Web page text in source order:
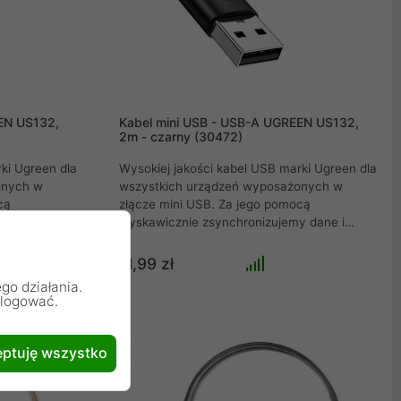
US132,
Ugreen dla
w
Kabel mini USB - USB-A UGREEN US132,
2m - czarny (30472)
Wysokiej jakości kabel USB marki Ugreen dla
wszystkich urządzeń wyposażonych w
złącze mini USB. Za jego pomocą
błyskawicznie zsynchronizujemy dane i
go wykorzystać np. do podłączenia
aparatów cyfrowych z portem mini USB do
11,99 zł
działania.
wszystko